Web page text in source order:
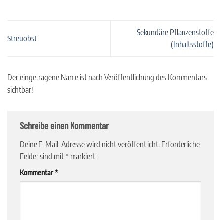
Streuobst
Sekundäre Pflanzenstoffe
(Inhaltsstoffe)
Der eingetragene Name ist nach Veröffentlichung des Kommentars
sichtbar!
Schreibe einen Kommentar
Deine E-Mail-Adresse wird nicht veröffentlicht. Erforderliche
Felder sind mit* markiert
Kommentar*